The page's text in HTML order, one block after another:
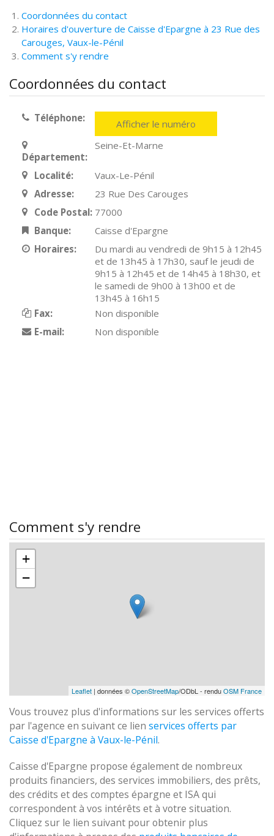
Coordonnées du contact
Horaires d'ouverture de Caisse d'Epargne à 23 Rue des
Carouges, Vaux-le-Pénil
Comment s'y rendre
Coordonnées du contact
Téléphone: Afficher le numéro
Département:
Seine-Et-Marne
Localité:
Vaux-Le-Pénil
Adresse:
23 Rue Des Carouges
Code Postal: 77000
Banque:
Caisse d'Epargne
Horaires:
Du mardi au vendredi de 9h15 à 12h45
et de 13h45 à 17h30, sauf le jeudi de
9h15 à 12h45 et de 14h45 à 18h30, et
le samedi de 9h00 à 13h00 et de
13h45 à 16h15
Fax:
Non disponible
E-mail:
Non disponible
Comment s'y rendre
+
−
Leaflet | données ©OpenStreetMap/ODbL - renduOSM France
Vous trouvez plus d'informations sur les services offerts
par l'agence en suivant ce lien services offerts par
Caisse d'Epargne à Vaux-le-Pénil.
Caisse d'Epargne propose également de nombreux
produits financiers, des services immobiliers, des prêts,
des crédits et des comptes épargne et ISA qui
correspondent à vos intérêts et à votre situation.
Cliquez sur le lien suivant pour obtenir plus